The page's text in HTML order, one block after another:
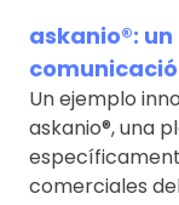
askanio®:
Un ejemplo
askanio®, una
comerciales